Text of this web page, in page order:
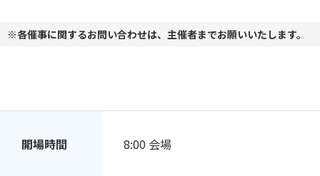
※各催事に関するお問い合わせは、主催者までお願いいたします。
開場時間 8:00 会場